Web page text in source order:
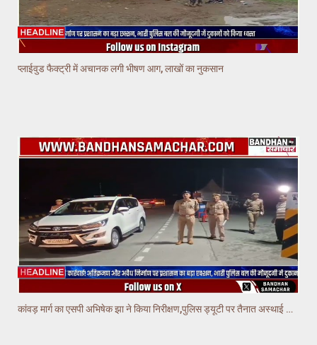
प्लाईवुड फैक्ट्री में अचानक लगी भीषण आग, लाखों का नुकसान
कांवड़ मार्ग का एसपी अभिषेक झा ने किया निरीक्षण,पुलिस ड्यूटी पर तैनात अस्थाई चौकियो का किया निरीक्षण